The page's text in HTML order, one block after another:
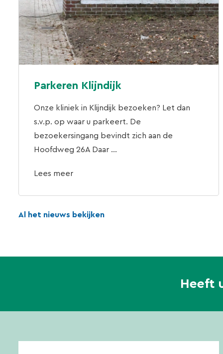
Parkeren Klijndijk
Onze kliniek in Klijndijk bezoeken? Let dan
s.v.p. op waar u parkeert. De
bezoekersingang bevindt zich aan de
Hoofdweg 26A Daar ...
Lees meer
Al het nieuws bekijken
Heeft